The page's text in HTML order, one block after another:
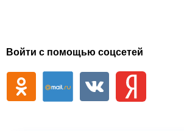
Войти с помощью соцсетей